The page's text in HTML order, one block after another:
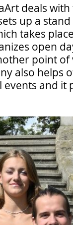
deals
up a
takes
open
point of
also helps
and it